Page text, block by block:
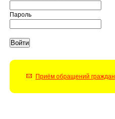
Пароль
Приём обращений граждан